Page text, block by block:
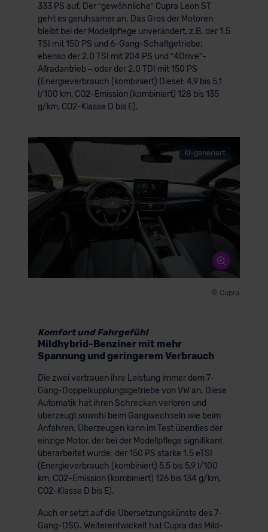
333 PS auf. Der “gewöhnliche” Cupra Leon ST
geht es geruhsamer an. Das Gros der Motoren
bleibt bei der Modellpflege unverändert, z.B. der 1.5
TSI mit 150 PS und 6-Gang-Schaltgetriebe;
ebenso der 2.0 TSI mit 204 PS und “4Drive”-
Allradantrieb – oder der 2.0 TDI mit 150 PS
(Energieverbrauch (kombiniert) Diesel: 4,9 bis 5,1
l/100 km, CO2-Emission (kombiniert) 128 bis 135
g/km, CO2-Klasse D bis E).
KI-generiert
© Cupra
Komfort und Fahrgefühl
Mildhybrid-Benziner mit mehr
Spannung und geringerem Verbrauch
Die zwei vertrauen ihre Leistung immer dem 7-
Gang-Doppelkupplungsgetriebe von VW an. Diese
Automatik hat ihren Schrecken verloren und
überzeugt sowohl beim Gangwechseln wie beim
Anfahren. Überzeugen kann im Test überdies der
einzige Motor, der bei der Modellpflege signifikant
überarbeitet wurde: der 150 PS starke 1.5 eTSI
(Energieverbrauch (kombiniert) 5,5 bis 5,9 l/100
km, CO2-Emission (kombiniert) 126 bis 134 g/km,
CO2-Klasse D bis E).
Auch er setzt auf die Übersetzungskünste des 7-
Gang-DSG. Weiterentwickelt hat Cupra das Mild-